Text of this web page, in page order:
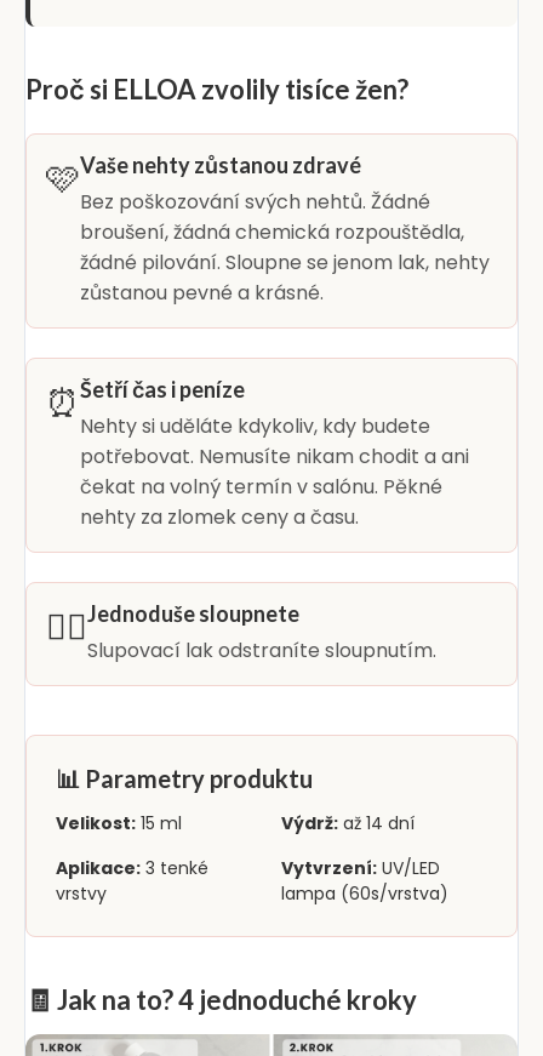
Proč si ELLOA zvolily tisíce žen?
🩷Vaše nehty zůstanou zdravé
Bez poškozování svých nehtů. Žádné
broušení, žádná chemická rozpouštědla,
žádné pilování. Sloupne se jenom lak, nehty
zůstanou pevné a krásné.
⏰ Šetří čas i peníze
Nehty si uděláte kdykoliv, kdy budete
potřebovat. Nemusíte nikam chodit a ani
čekat na volný termín v salónu. Pěkné
nehty za zlomek ceny a času.
👆🏻Jednoduše sloupnete
Slupovací lak odstraníte sloupnutím.
📊 Parametry produktu
Velikost: 15 ml Výdrž: až 14 dní
Aplikace: 3 tenké
vrstvy
Vytvrzení: UV/LED
lampa (60s/vrstva)
🧾 Jak na to? 4 jednoduché kroky